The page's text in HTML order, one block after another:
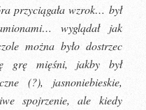
przyciągała wzrok… był
wyglądał jak
można było dostrzec
grę mięśni, jakby był
(?), jasnoniebieskie,
spojrzenie, ale kiedy